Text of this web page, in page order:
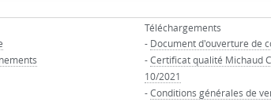
Téléchargements
- Document d'ouverture de
-Certificat qualité Michaud
10/2021
-Conditions générales de